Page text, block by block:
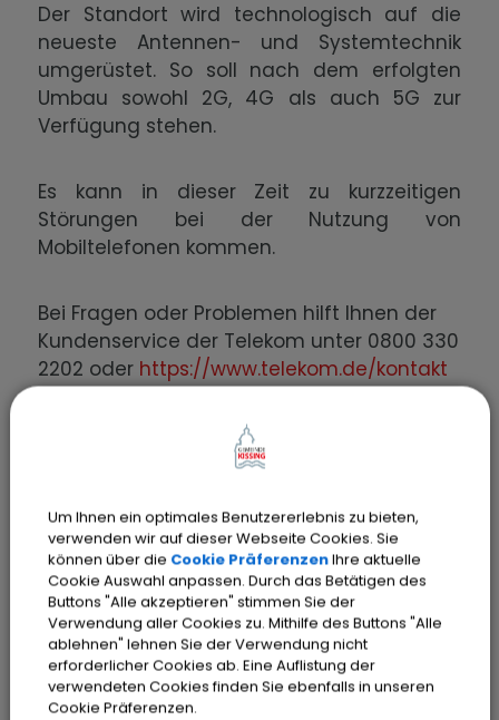
Der Standort wird technologisch auf die
neueste Antennen- und Systemtechnik
umgerüstet. So soll nach dem erfolgten
Umbau sowohl 2G, 4G als auch 5G zur
Verfügung stehen.
Es kann in dieser Zeit zu kurzzeitigen
Störungen bei der Nutzung von
Mobiltelefonen kommen.
Bei Fragen oder Problemen hilft Ihnen der
Kundenservice der Telekom unter 0800 330
2202 oder https://www.telekom.de/kontakt
SEITE DRUCKEN
Um Ihnen ein optimales Benutzererlebnis zu bieten,
verwenden wir auf dieser Webseite Cookies. Sie
können über die Cookie PräferenzenIhre aktuelle
Cookie Auswahl anpassen. Durch das Betätigen des
Buttons "Alle akzeptieren" stimmen Sie der
Verwendung aller Cookies zu. Mithilfe des Buttons "Alle
ablehnen" lehnen Sie der Verwendung nicht
erforderlicher Cookies ab. Eine Auflistung der
verwendeten Cookies finden Sie ebenfalls in unseren
Cookie Präferenzen.